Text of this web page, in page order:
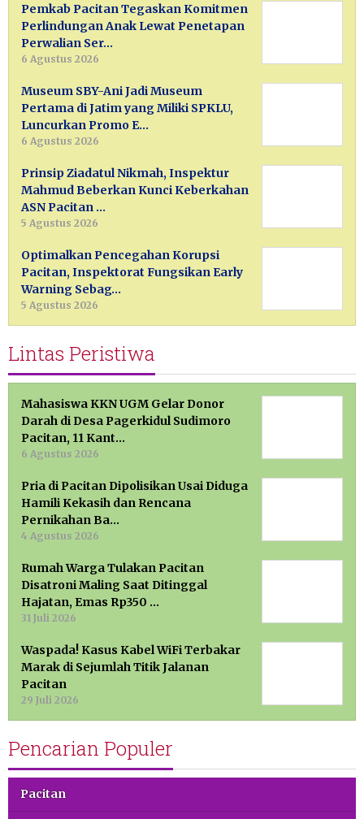
Pemkab Pacitan Tegaskan Komitmen
Perlindungan Anak Lewat Penetapan
Perwalian Ser…
6 Agustus 2026
Museum SBY-Ani Jadi Museum
Pertama di Jatim yang Miliki SPKLU,
Luncurkan Promo E…
6 Agustus 2026
Prinsip Ziadatul Nikmah, Inspektur
Mahmud Beberkan Kunci Keberkahan
ASN Pacitan …
5 Agustus 2026
Optimalkan Pencegahan Korupsi
Pacitan, Inspektorat Fungsikan Early
Warning Sebag…
5 Agustus 2026
Lintas Peristiwa
Mahasiswa KKN UGM Gelar Donor
Darah di Desa Pagerkidul Sudimoro
Pacitan, 11 Kant…
6 Agustus 2026
Pria di Pacitan Dipolisikan Usai Diduga
Hamili Kekasih dan Rencana
Pernikahan Ba…
4 Agustus 2026
Rumah Warga Tulakan Pacitan
Disatroni Maling Saat Ditinggal
Hajatan, Emas Rp350 …
31 Juli 2026
Waspada! Kasus Kabel WiFi Terbakar
Marak di Sejumlah Titik Jalanan
Pacitan
29 Juli 2026
Pencarian Populer
Pacitan